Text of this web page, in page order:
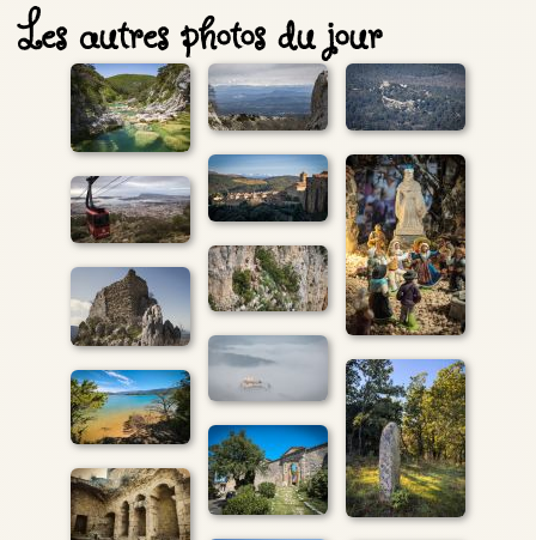
Les autres photos du jour